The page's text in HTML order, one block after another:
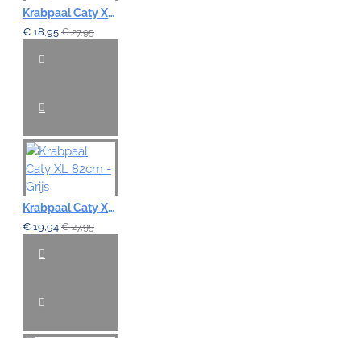
Krabpaal Caty XL 82cm - Beige
€ 18,95 € 27,95
Krabpaal Caty XL 82cm - Grijs
€ 19,94 € 27,95